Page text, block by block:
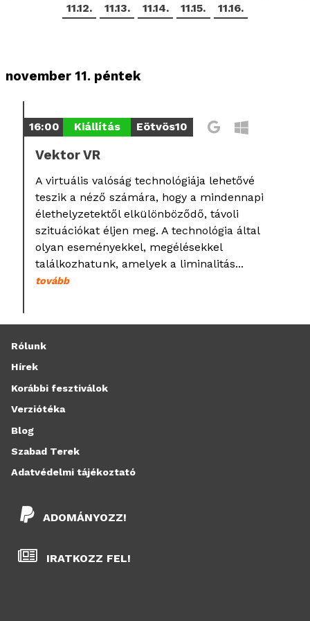
11.12.
11.13. 11.14. 11.15. 11.16.
november 11. péntek
16:00 Kiállítás Eötvös10
Vektor VR
A virtuális valóság technológiája lehetővé
teszik a néző számára, hogy a mindennapi
élethelyzetektől elkülönböződő, távoli
szituációkat éljen meg. A technológia által
olyan eseményekkel, megélésekkel
találkozhatunk, amelyek a liminalitás...
tovább
ADOMÁNYOZZ!
IRATKOZZ FEL!
Rólunk
Hírek
Korábbi fesztiválok
Verziótéka
Blog
Szabad Terek
Adatvédelmi tájékoztató